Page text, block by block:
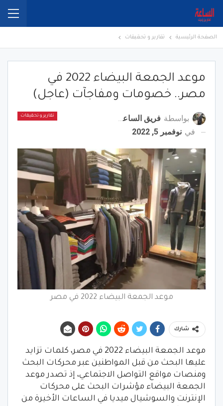
الصفحة الرئيسية تقارير و تحقيقات
موعد الجمعة البيضاء 2022 في
مصر.. خصومات ومفاجآت (عاجل)
تقارير و تحقيقات بواسطة فريق الساعة برس
في نوفمبر 5, 2022
موعد الجمعة البيضاء 2022 في مصر
شارك
موعد الجمعة البيضاء 2022 في مصر، كلمات تزايد
عليها البحث من قبل المواطنين عبر محركات البحث
ومنصات مواقع التواصل الاجتماعي، إذ تصدر موعد
الجمعة البيضاء مؤشرات البحث على محركات
الإنترنت والسوشيال ميديا في الساعات الأخيرة من